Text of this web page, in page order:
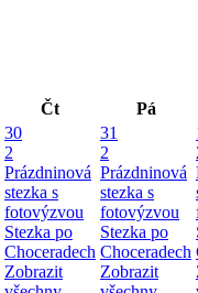
Čt
Pá
30
2
Prázdninová
stezka s
fotovýzvou
Stezka po
Choceradech
Zobrazit
31
2
Prázdninová
stezka s
fotovýzvou
Stezka po
Choceradech
Zobrazit